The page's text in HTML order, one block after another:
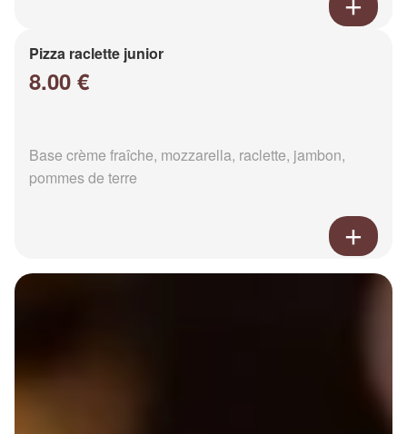
Pizza raclette junior
8.00 €
Base crème fraîche, mozzarella, raclette, jambon,
pommes de terre